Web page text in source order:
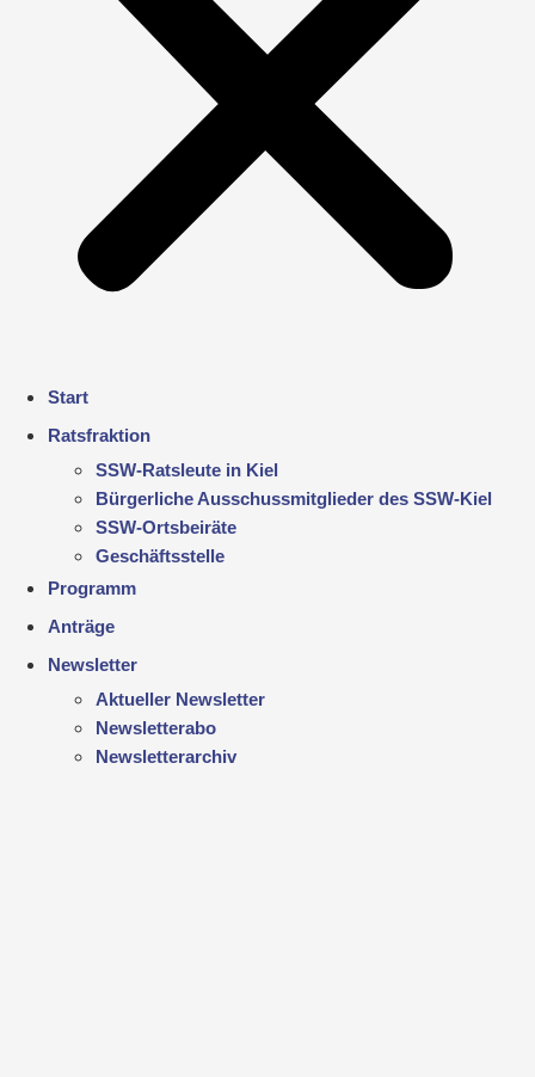
Start
Ratsfraktion
SSW-Ratsleute in Kiel
Bürgerliche Ausschussmitglieder des SSW-Kiel
SSW-Ortsbeiräte
Geschäftsstelle
Programm
Anträge
Newsletter
Aktueller Newsletter
Newsletterabo
Newsletterarchiv